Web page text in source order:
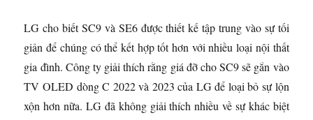
LG cho biết SC9 và SE6 được thiết kế tập trung vào sự tối
giản để chúng có thể kết hợp tốt hơn với nhiều loại nội thất
gia đình. Công ty giải thích rằng giá đỡ cho SC9 sẽ gắn vào
TV OLED dòng C 2022 và 2023 của LG để loại bỏ sự lộn
xộn hơn nữa. LG đã không giải thích nhiều về sự khác biệt